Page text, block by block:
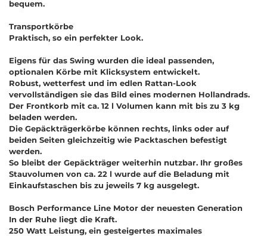
bequem.
Transportkörbe
Praktisch, so ein perfekter Look.
Eigens für das Swing wurden die ideal passenden,
optionalen Körbe mit Klicksystem entwickelt.
Robust, wetterfest und im edlen Rattan-Look
vervollständigen sie das Bild eines modernen Hollandrads.
Der Frontkorb mit ca. 12 l Volumen kann mit bis zu 3 kg
beladen werden.
Die Gepäckträgerkörbe können rechts, links oder auf
beiden Seiten gleichzeitig wie Packtaschen befestigt
werden.
So bleibt der Gepäckträger weiterhin nutzbar. Ihr großes
Stauvolumen von ca. 22 l wurde auf die Beladung mit
Einkaufstaschen bis zu jeweils 7 kg ausgelegt.
Bosch Performance Line Motor der neuesten Generation
In der Ruhe liegt die Kraft.
250 Watt Leistung, ein gesteigertes maximales